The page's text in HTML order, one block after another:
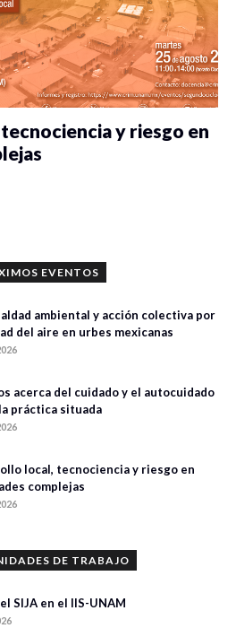
y riesgo en
EVENTOS
ambiental y acción colectiva por
del aire en urbes mexicanas
acerca del cuidado y el autocuidado
práctica situada
local, tecnociencia y riesgo en
complejas
DE TRABAJO
SIJA en el IIS-UNAM